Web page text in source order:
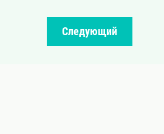
Следующий